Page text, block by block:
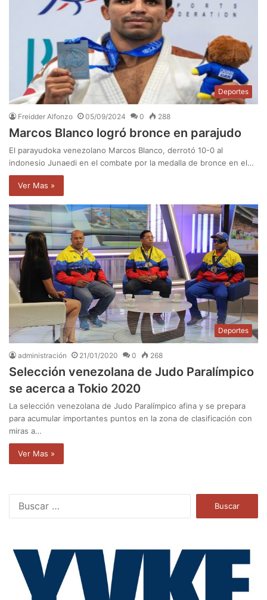
Deportes
Freidder Alfonzo 05/09/2024 0 288
Marcos Blanco logró bronce en parajudo
El parayudoka venezolano Marcos Blanco, derrotó 10-0 al
indonesio Junaedi en el combate por la medalla de bronce en el…
Ver Mas »
Deportes
administración 21/01/2020 0 268
Selección venezolana de Judo Paralímpico
se acerca a Tokio 2020
La selección venezolana de Judo Paralímpico afina y se prepara
para acumular importantes puntos en la zona de clasificación con
miras a…
Ver Mas »
a